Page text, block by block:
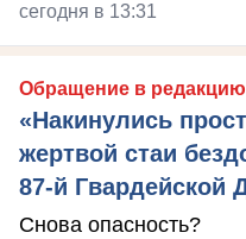
сегодня в 13:31
Обращение в редакцию
«Накинулись
жертвой стаи
87-й Гвардейской
Снова опасность?